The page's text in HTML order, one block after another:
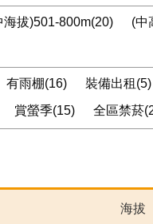
海拔)501-800m(20) (中
有雨棚(16) 裝備出租(5)
賞螢季(15) 全區禁菸
海拔